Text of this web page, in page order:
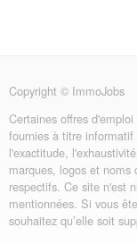
Copyright © ImmoJobs
Certaines offres
fournies à titre
l'exactitude,
marques, logos et noms
respectifs. Ce site n'est
mentionnées. Si vous
souhaitez qu’elle soit